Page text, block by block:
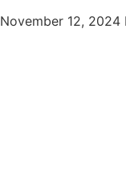
November 12, 2024